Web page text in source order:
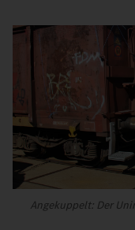
Angekuppelt: Der